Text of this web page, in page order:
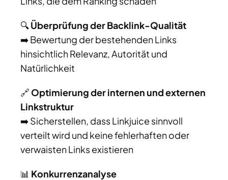
🔍Überprüfung der Backlink-Qualität
➡️ Bewertung der bestehenden Links
hinsichtlich Relevanz, Autorität und
Natürlichkeit
🔗 Optimierung der internen und externen
Linkstruktur
➡️ Sicherstellen, dass Linkjuice sinnvoll
verteilt wird und keine fehlerhaften oder
verwaisten Links existieren
📊 Konkurrenzanalyse